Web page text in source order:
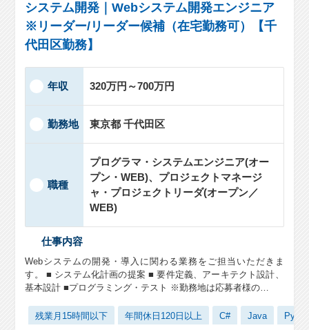
システム開発｜Webシステム開発エンジニア
※リーダー/リーダー候補（在宅勤務可）【千
代田区勤務】
年収 320万円～700万円
勤務地 東京都 千代田区
職種
プログラマ・システムエンジニア(オー
プン・WEB)、プロジェクトマネージ
ャ・プロジェクトリーダ(オープン／
WEB)
仕事内容
Webシステムの開発・導入に関わる業務をご担当いただきま
す。 ■ システム化計画の提案 ■ 要件定義、アーキテクト設計、
基本設計 ■プログラミング・テスト ※勤務地は応募者様の…
残業月15時間以下 年間休日120日以上 C# Java